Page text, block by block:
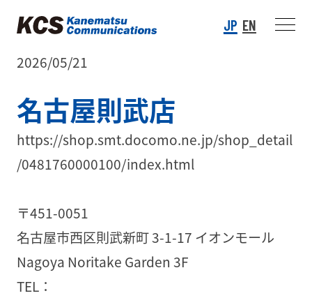
JP EN
2026/05/21
名古屋則武店
https://shop.smt.docomo.ne.jp/shop_detail
/0481760000100/index.html
〒451-0051
名古屋市西区則武新町 3-1-17 イオンモール
Nagoya Noritake Garden 3F
TEL：